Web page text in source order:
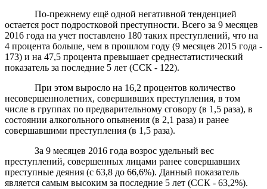
По-прежнему ещё одной негативной тенденцией
остается рост подростковой преступности. Всего за 9 месяцев
2016 года на учет поставлено 180 таких преступлений, что на
4 процента больше, чем в прошлом году (9 месяцев 2015 года -
173) и на 47,5 процента превышает среднестатистический
показатель за последние 5 лет (ССК - 122).
При этом выросло на 16,2 процентов количество
несовершеннолетних, совершивших преступления, в том
числе в группах по предварительному сговору (в 1,5 раза), в
состоянии алкогольного опьянения (в 2,1 раза) и ранее
совершавшими преступления (в 1,5 раза).
За 9 месяцев 2016 года возрос удельный вес
преступлений, совершенных лицами ранее совершавших
преступные деяния (с 63,8 до 66,6%). Данный показатель
является самым высоким за последние 5 лет (ССК - 63,2%).